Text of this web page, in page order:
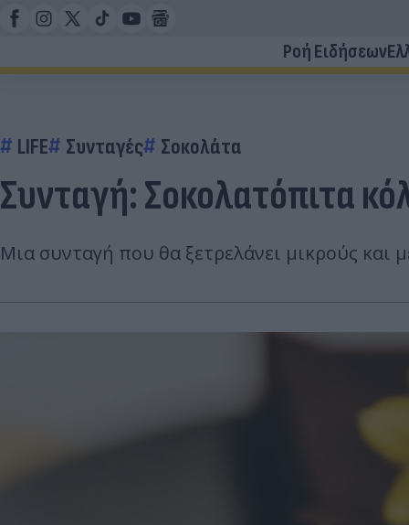
Ροή Ειδήσεων
LIFE Συνταγές Σοκολάτα
Συνταγή: Σοκολατόπιτα
Μια συνταγή που θα ξετρελάνει μικρούς και